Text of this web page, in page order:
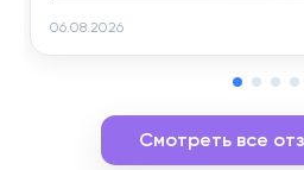
06.08.2026
Смотреть все